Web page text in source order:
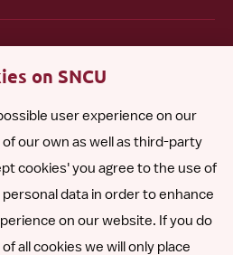
on SNCU
user experience on our
our own as well as third-party
cookies' you agree to the use of
data in order to enhance
on our website. If you do
all cookies we will only place